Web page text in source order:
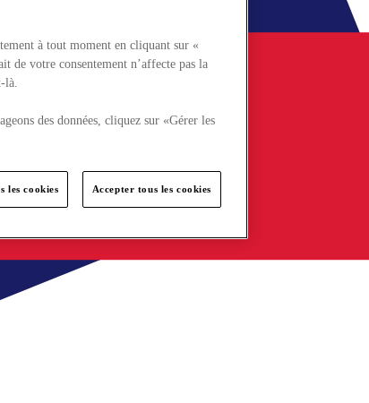
à tout moment en cliquant sur «
de votre consentement n’affecte pas la
là.
des données, cliquez sur «Gérer les
les cookies Accepter tous les cookies